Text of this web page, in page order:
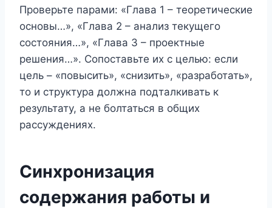
Проверьте парами: «Глава 1 – теоретические
основы…», «Глава 2 – анализ текущего
состояния…», «Глава 3 – проектные
решения…». Сопоставьте их с целью: если
цель – «повысить», «снизить», «разработать»,
то и структура должна подталкивать к
результату, а не болтаться в общих
рассуждениях.
Синхронизация
содержания работы и